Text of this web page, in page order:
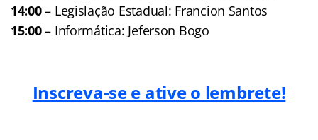
14:00– Legislação Estadual: Francion Santos
15:00– Informática: Jeferson Bogo
Inscreva-se e ative o lembrete!